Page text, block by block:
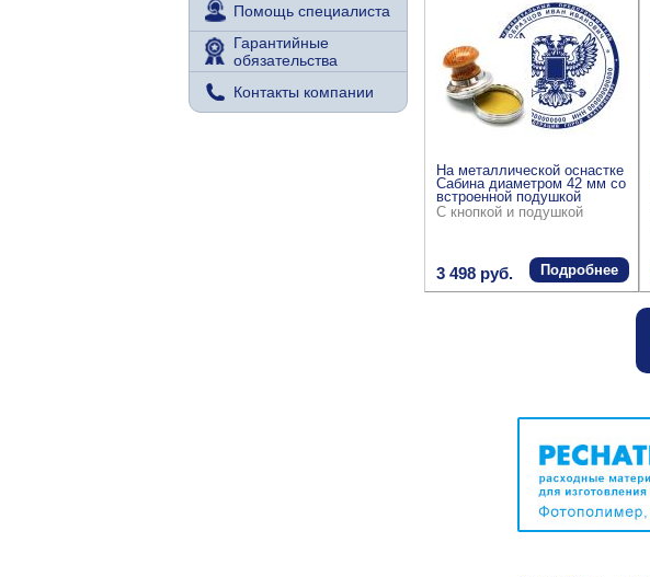
На металлической оснастке
Сабина диаметром 42 мм со
встроенной подушкой
С кнопкой и подушкой
3 498 руб. Подробнее
Помощь специалиста
Гарантийные
обязательства
Контакты компании